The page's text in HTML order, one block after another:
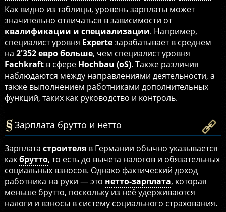
Как видно из таблицы, уровень зарплаты может
значительно отличаться в зависимости от
квалификации и специализации. Например,
специалист уровня Experteзарабатывает в среднем
на 2'352 евро больше, чем специалист уровня
Fachkraftв сфере Hochbau (oS). Также различия
наблюдаются между направлениями деятельности, а
также выполнением работниками дополнительных
функций, таких как руководство и контроль.
Зарплата брутто и нетто
Зарплата строителяв Германии обычно указывается
какбрутто, то есть до вычета налогов и обязательных
социальных взносов. Однако фактический доход
работника на руки — это нетто-зарплата, которая
меньше брутто, поскольку из неё удерживаются
налоги и взносы в систему социального страхования.